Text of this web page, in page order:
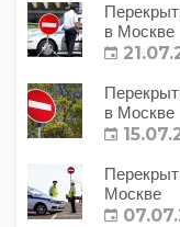
в Москве
в Москве
Москве